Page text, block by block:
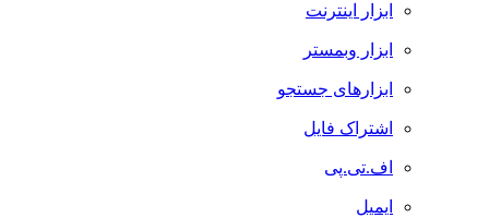
ابزار اینترنت
ابزار وبمستر
ابزارهای جستجو
اشتراک فایل
اف.تی.پی
ایمیل